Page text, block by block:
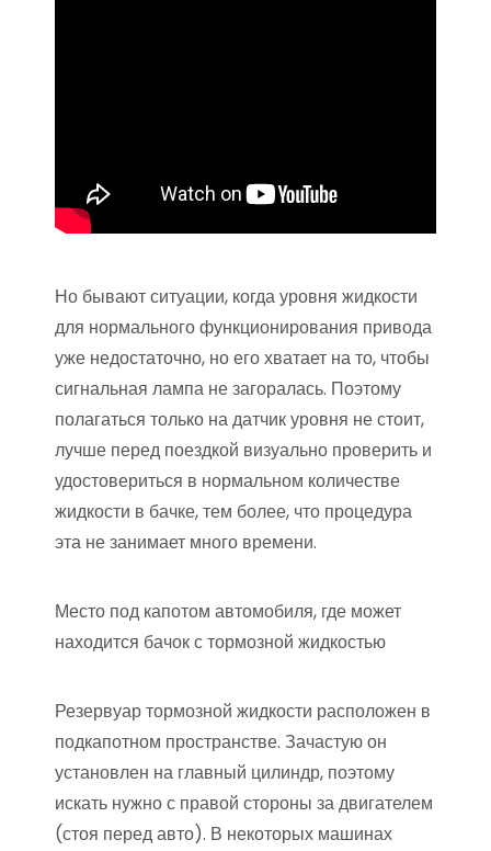
Но бывают ситуации, когда уровня жидкости
для нормального функционирования привода
уже недостаточно, но его хватает на то, чтобы
сигнальная лампа не загоралась. Поэтому
полагаться только на датчик уровня не стоит,
лучше перед поездкой визуально проверить и
удостовериться в нормальном количестве
жидкости в бачке, тем более, что процедура
эта не занимает много времени.
Место под капотом автомобиля, где может
находится бачок с тормозной жидкостью
Резервуар тормозной жидкости расположен в
подкапотном пространстве. Зачастую он
установлен на главный цилиндр, поэтому
искать нужно с правой стороны за двигателем
(стоя перед авто). В некоторых машинах